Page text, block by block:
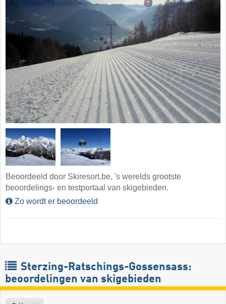
Beoordeeld door Skiresort.be, 's werelds grootste
beoordelings- en testportaal van skigebieden.
Zo wordt er beoordeeld
Sterzing-Ratschings-Gossensass:
beoordelingen van skigebieden